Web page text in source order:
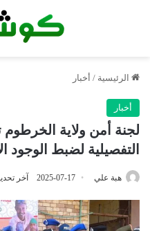
الرئيسية / أخبار
أخبار
لجنة أمن ولاية
التفصيلية لضبط الوجود
هبة علي 2025-07-17 آخر تحديث: